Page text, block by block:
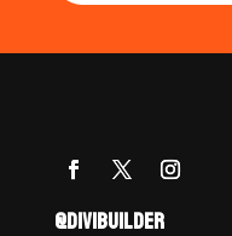
@DIVIBUILDER